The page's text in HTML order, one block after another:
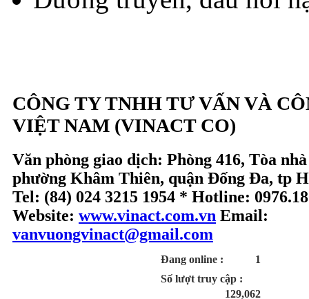
CÔNG TY TNHH TƯ VẤN VÀ
VIỆT NAM (VINACT CO)
Văn phòng giao dịch: Phòng 416, Tòa
phường Khâm Thiên, quận Đống Đa, tp
Tel: (84) 024 3215 1954 * Hotline:
Website: www.vinact.com.vn Email:
vanvuongvinact@gmail.com
Đang online :
1
Số lượt truy cập :
129,062